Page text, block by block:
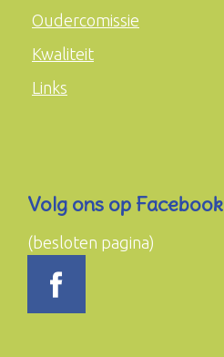
Oudercomissie
Kwaliteit
Links
Volg ons op Facebook
(besloten pagina)